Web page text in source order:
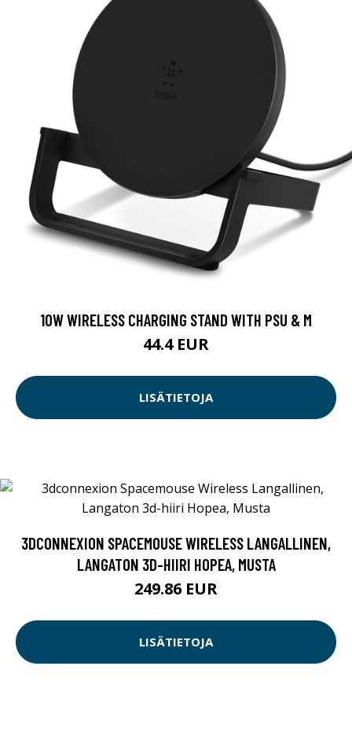
10W WIRELESS CHARGING STAND WITH PSU & M
44.4 EUR
LISÄTIETOJA
3DCONNEXION SPACEMOUSE WIRELESS LANGALLINEN,
LANGATON 3D-HIIRI HOPEA, MUSTA
249.86 EUR
LISÄTIETOJA